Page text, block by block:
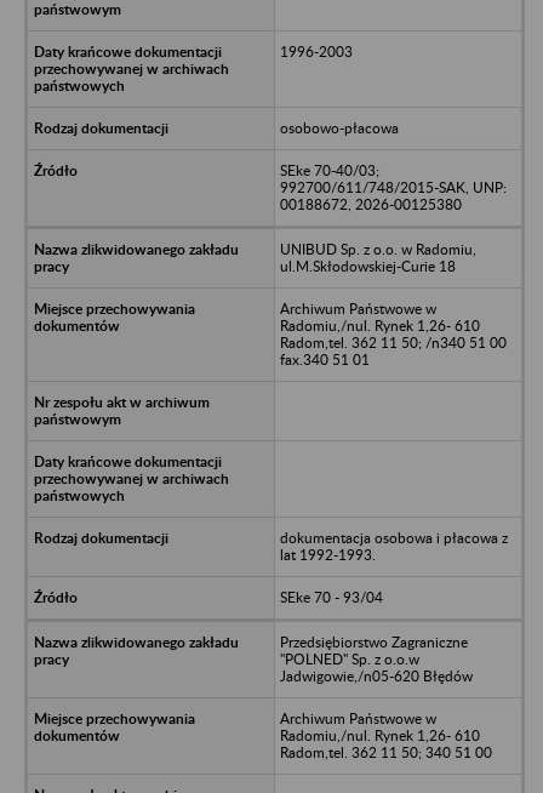
1996-2003
osobowo-płacowa
SEke 70-40/03;
992700/611/748/2015-SAK, UNP:
00188672, 2026-00125380
UNIBUD Sp. z o.o. w Radomiu,
ul.M.Skłodowskiej-Curie 18
Archiwum Państwowe w
Radomiu,/nul. Rynek 1,26- 610
Radom,tel. 362 11 50; /n340 51 00
fax.340 51 01
dokumentacja osobowa i płacowa z
lat 1992-1993.
SEke 70 - 93/04
Przedsiębiorstwo Zagraniczne
"POLNED" Sp. z o.o.w
Jadwigowie,/n05-620 Błędów
Archiwum Państwowe w
Radomiu,/nul. Rynek 1,26- 610
Radom,tel. 362 11 50; 340 51 00